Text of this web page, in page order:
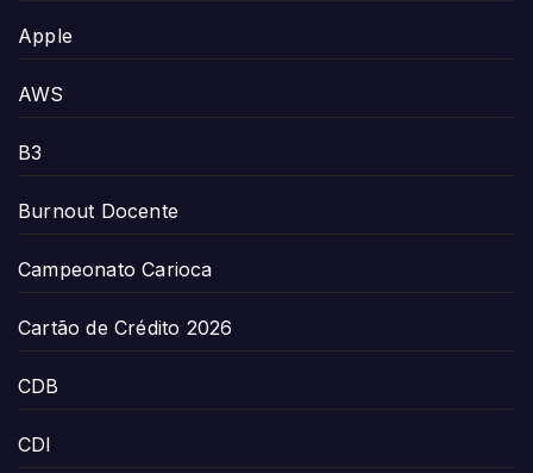
Apple
AWS
B3
Burnout Docente
Campeonato Carioca
Cartão de Crédito 2026
CDB
CDI